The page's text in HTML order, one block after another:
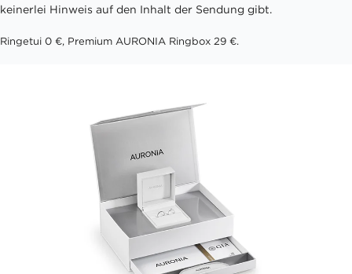
keinerlei Hinweis auf den Inhalt der Sendung gibt.
Ringetui 0 €, Premium AURONIA Ringbox 29 €.